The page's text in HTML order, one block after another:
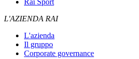
Rai Sport
L'AZIENDA RAI
L'azienda
Il gruppo
Corporate governance